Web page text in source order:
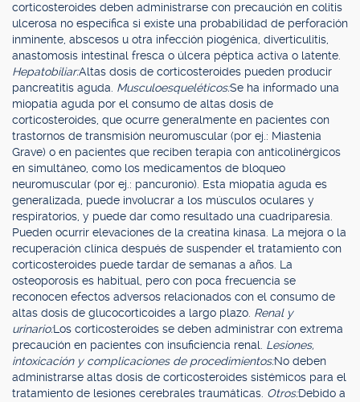
corticosteroides deben administrarse con precaución en colitis
ulcerosa no específica si existe una probabilidad de perforación
inminente, abscesos u otra infección piogénica, diverticulitis,
anastomosis intestinal fresca o úlcera péptica activa o latente.
Hepatobiliar:Altas dosis de corticosteroides pueden producir
pancreatitis aguda. Musculoesqueléticos:Se ha informado una
miopatía aguda por el consumo de altas dosis de
corticosteroides, que ocurre generalmente en pacientes con
trastornos de transmisión neuromuscular (por ej.: Miastenia
Grave) o en pacientes que reciben terapia con anticolinérgicos
en simultáneo, como los medicamentos de bloqueo
neuromuscular (por ej.: pancuronio). Esta miopatía aguda es
generalizada, puede involucrar a los músculos oculares y
respiratorios, y puede dar como resultado una cuadriparesia.
Pueden ocurrir elevaciones de la creatina kinasa. La mejora o la
recuperación clínica después de suspender el tratamiento con
corticosteroides puede tardar de semanas a años. La
osteoporosis es habitual, pero con poca frecuencia se
reconocen efectos adversos relacionados con el consumo de
altas dosis de glucocorticoides a largo plazo. Renal y
urinario:Los corticosteroides se deben administrar con extrema
precaución en pacientes con insuficiencia renal. Lesiones,
intoxicación y complicaciones de procedimientos:No deben
administrarse altas dosis de corticosteroides sistémicos para el
tratamiento de lesiones cerebrales traumáticas. Otros:Debido a